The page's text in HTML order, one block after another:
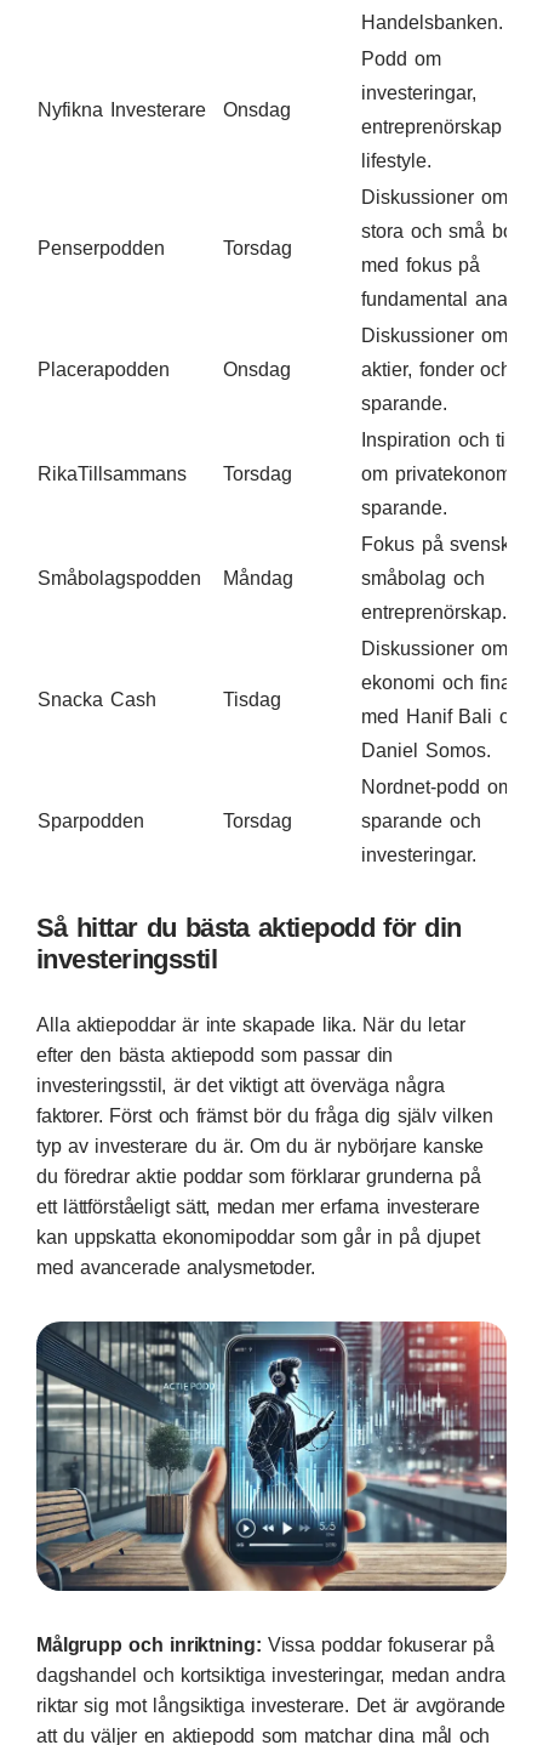
Handelsbanken.
Nyfikna Investerare Onsdag
Podd om
investeringar,
entreprenörskap och
lifestyle.
Penserpodden Torsdag
Diskussioner om
stora och små bolag
med fokus på
fundamental analys.
Placerapodden Onsdag
Diskussioner om
aktier, fonder och
sparande.
RikaTillsammans Torsdag
Inspiration och tips
om privatekonomi
sparande.
Småbolagspodden Måndag
Fokus på svenska
småbolag och
entreprenörskap.
Snacka Cash Tisdag
Diskussioner om
ekonomi och finans
med Hanif Bali och
Daniel Somos.
Sparpodden Torsdag
Nordnet-podd om
sparande och
investeringar.
Så hittar du bästa aktiepodd för din
investeringsstil
Alla aktiepoddar är inte skapade lika. När du letar
efter den bästa aktiepodd som passar din
investeringsstil, är det viktigt att överväga några
faktorer. Först och främst bör du fråga dig själv vilken
typ av investerare du är. Om du är nybörjare kanske
du föredrar aktie poddar som förklarar grunderna på
ett lättförståeligt sätt, medan mer erfarna investerare
kan uppskatta ekonomipoddar som går in på djupet
med avancerade analysmetoder.
Målgrupp och inriktning: Vissa poddar fokuserar på
dagshandel och kortsiktiga investeringar, medan andra
riktar sig mot långsiktiga investerare. Det är avgörande
att du väljer en aktiepodd som matchar dina mål och